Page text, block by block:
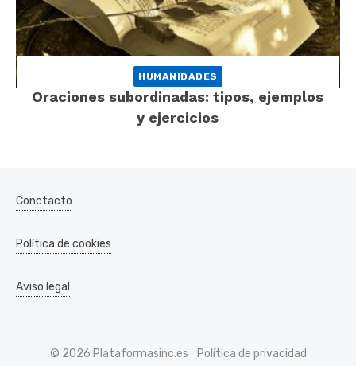
HUMANIDADES
Oraciones subordinadas: tipos, ejemplos
y ejercicios
Conctacto
Política de cookies
Aviso legal
© 2026 Plataformasinc.es Política de privacidad